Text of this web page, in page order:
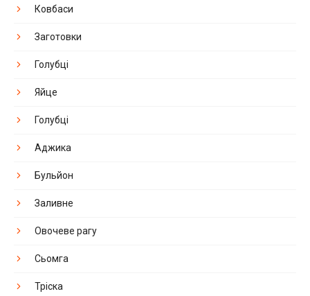
Ковбаси
Заготовки
Голубці
Яйце
Голубці
Аджика
Бульйон
Заливне
Овочеве рагу
Сьомга
Тріска